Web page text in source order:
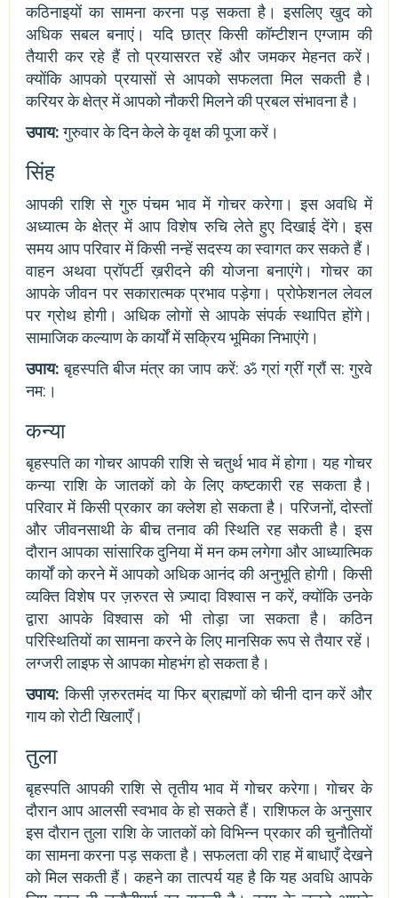
कठिनाइयों का सामना करना पड़ सकता है। इसलिए खुद को
अधिक सबल बनाएं। यदि छात्र किसी कॉम्टीशन एग्जाम की
तैयारी कर रहे हैं तो प्रयासरत रहें और जमकर मेहनत करें।
क्योंकि आपको प्रयासों से आपको सफलता मिल सकती है।
करियर के क्षेत्र में आपको नौकरी मिलने की प्रबल संभावना है।
उपाय:गुरुवार के दिन केले के वृक्ष की पूजा करें।
सिंह
आपकी राशि से गुरु पंचम भाव में गोचर करेगा। इस अवधि में
अध्यात्म के क्षेत्र में आप विशेष रुचि लेते हुए दिखाई देंगे। इस
समय आप परिवार में किसी नन्हें सदस्य का स्वागत कर सकते हैं।
वाहन अथवा प्रॉपर्टी ख़रीदने की योजना बनाएंगे। गोचर का
आपके जीवन पर सकारात्मक प्रभाव पड़ेगा। प्रोफेशनल लेवल
पर ग्रोथ होगी। अधिक लोगों से आपके संपर्क स्थापित होंगे।
सामाजिक कल्याण के कार्यों में सक्रिय भूमिका निभाएंगे।
उपाय:बृहस्पति बीज मंत्र का जाप करें: ॐ ग्रां ग्रीं ग्रौं स: गुरवे
नम:।
कन्या
बृहस्पति का गोचर आपकी राशि से चतुर्थ भाव में होगा। यह गोचर
कन्या राशि के जातकों को के लिए कष्टकारी रह सकता है।
परिवार में किसी प्रकार का क्लेश हो सकता है। परिजनों, दोस्तों
और जीवनसाथी के बीच तनाव की स्थिति रह सकती है। इस
दौरान आपका सांसारिक दुनिया में मन कम लगेगा और आध्यात्मिक
कार्यों को करने में आपको अधिक आनंद की अनुभूति होगी। किसी
व्यक्ति विशेष पर ज़रुरत से ज़्यादा विश्वास न करें, क्योंकि उनके
द्वारा आपके विश्वास को भी तोड़ा जा सकता है। कठिन
परिस्थितियों का सामना करने के लिए मानसिक रूप से तैयार रहें।
लग्जरी लाइफ से आपका मोहभंग हो सकता है।
उपाय:किसी ज़रुरतमंद या फिर ब्राह्मणों को चीनी दान करें और
गाय को रोटी खिलाएँ।
तुला
बृहस्पति आपकी राशि से तृतीय भाव में गोचर करेगा। गोचर के
दौरान आप आलसी स्वभाव के हो सकते हैं। राशिफल के अनुसार
इस दौरान तुला राशि के जातकों को विभिन्न प्रकार की चुनौतियों
का सामना करना पड़ सकता है। सफलता की राह में बाधाएँ देखने
को मिल सकती हैं। कहने का तात्पर्य यह है कि यह अवधि आपके